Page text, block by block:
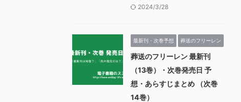
2024/3/28
最新刊・次巻予想 葬送のフリーレン
葬送のフリーレン 最新刊
（13巻）・次巻発売日 予
想・あらすじまとめ （次巻
14巻）